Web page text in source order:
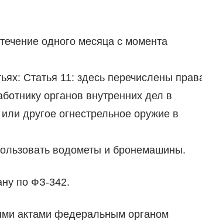
одного месяца с момента
Статья 11: здесь перечислены
органов внутренних дел в
другое огнестрельное оружие в
водометы и бронемашины.
по ФЗ-342.
актами федеральным органом